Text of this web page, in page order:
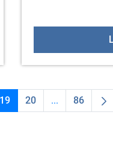
Use TAB para
Página
19 Página
20 ...PáginasPágina
86